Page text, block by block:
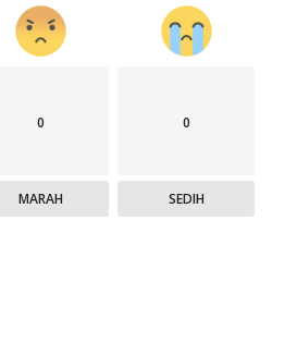
0
MARAH
0
SEDIH